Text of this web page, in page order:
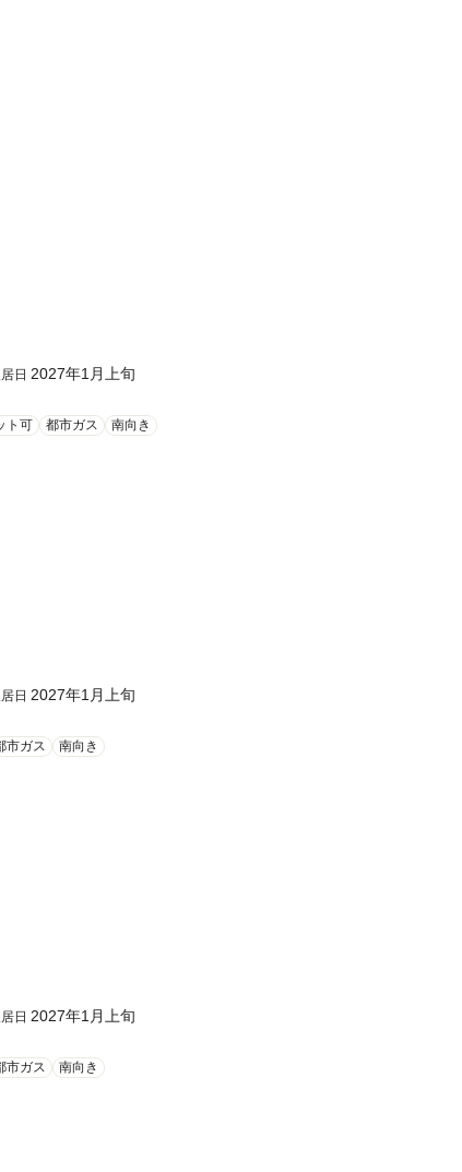
居日 2027年1月上旬
ト可 都市ガス 南向き
居日 2027年1月上旬
市ガス 南向き
居日 2027年1月上旬
市ガス 南向き